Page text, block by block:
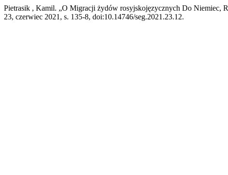
Pietrasik , Kamil. „O Migracji żydów rosyjskojęzycznych Do Niemiec,
23, czerwiec 2021, s. 135-8, doi:10.14746/seg.2021.23.12.